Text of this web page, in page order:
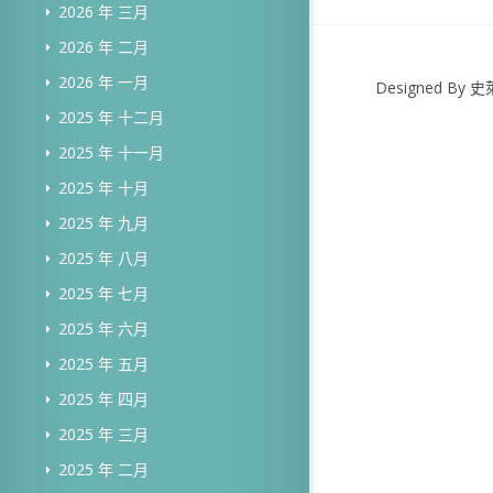
2026 年 三月
2026 年 二月
2026 年 一月
2025 年 十二月
2025 年 十一月
2025 年 十月
2025 年 九月
2025 年 八月
2025 年 七月
2025 年 六月
2025 年 五月
2025 年 四月
2025 年 三月
2025 年 二月
Designed By 史